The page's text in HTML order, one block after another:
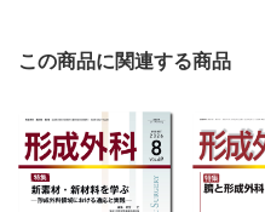
この商品に関連する商品